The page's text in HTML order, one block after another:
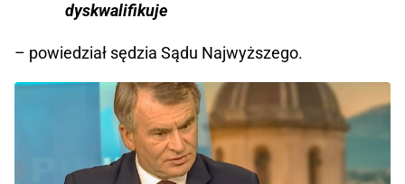
dyskwalifikuje
– powiedział sędzia Sądu Najwyższego.